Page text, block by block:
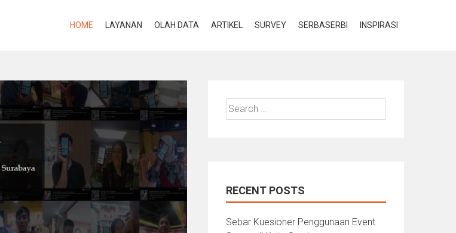
HOME LAYANAN OLAH DATA ARTIKEL SURVEY SERBASERBI INSPIRASI
Search
for:
RECENT POSTS
Sebar Kuesioner Penggunaan Event